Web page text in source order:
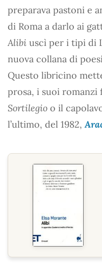
preparava pastoni e
di Roma a darlo ai
Alibi uscì per i tipi di
nuova collana di
Questo libricino
prosa, i suoi romanzi
Sortilegio o il
l’ultimo, del 1982,